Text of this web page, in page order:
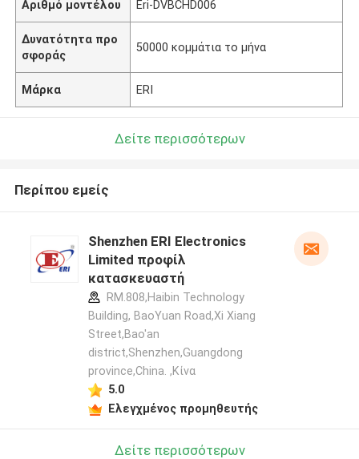
Αριθμό μοντέλου Eri-DVBCHD006
Δυνατότητα προ
σφοράς
50000 κομμάτια το μήνα
Μάρκα ERI
Δείτε περισσότερων
Περίπου εμείς
Shenzhen ERI Electronics
Limited προφίλ
κατασκευαστή
RM.808,Haibin Technology
Building, BaoYuan Road,Xi Xiang
Street,Bao'an
district,Shenzhen,Guangdong
province,China. ,Κίνα
5.0
Ελεγχμένος προμηθευτής
Δείτε περισσότερων